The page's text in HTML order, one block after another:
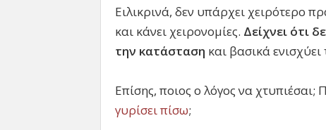
Ειλικρινά, δεν υπάρχει χειρότερο
και κάνει χειρονομίες. Δείχνει ότι
την κατάσταση και βασικά
Επίσης, ποιος ο λόγος να χτυπιέσαι;
γυρίσει πίσω;